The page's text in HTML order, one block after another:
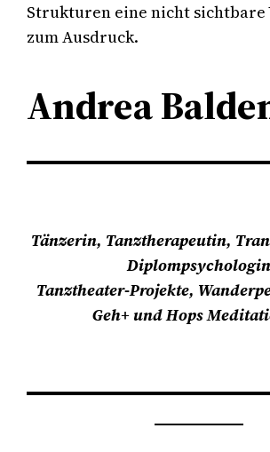
Strukturen eine nicht
zum Ausdruck.
Andrea
Tänzerin, Tanztherapeutin,
Diplompsychologin
Tanztheater-Projekte,
Geh+ und Hops